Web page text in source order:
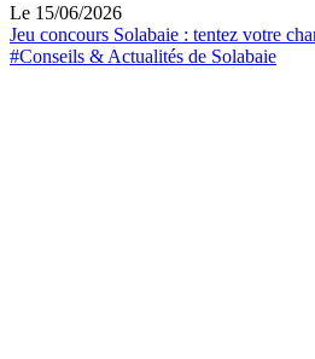
Le 15/06/2026
Jeu concours Solabaie : tentez votre
#Conseils & Actualités de Solabaie